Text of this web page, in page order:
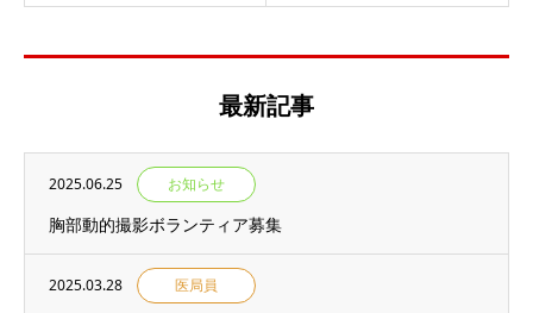
最新記事
2025.06.25 お知らせ
胸部動的撮影ボランティア募集
2025.03.28 医局員